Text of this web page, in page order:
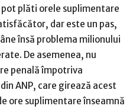
plăti orele suplimentare
dar este un pas,
însă problema milionului
De asemenea, nu
penală împotriva
ANP, care girează acest
ore suplimentare înseamnă